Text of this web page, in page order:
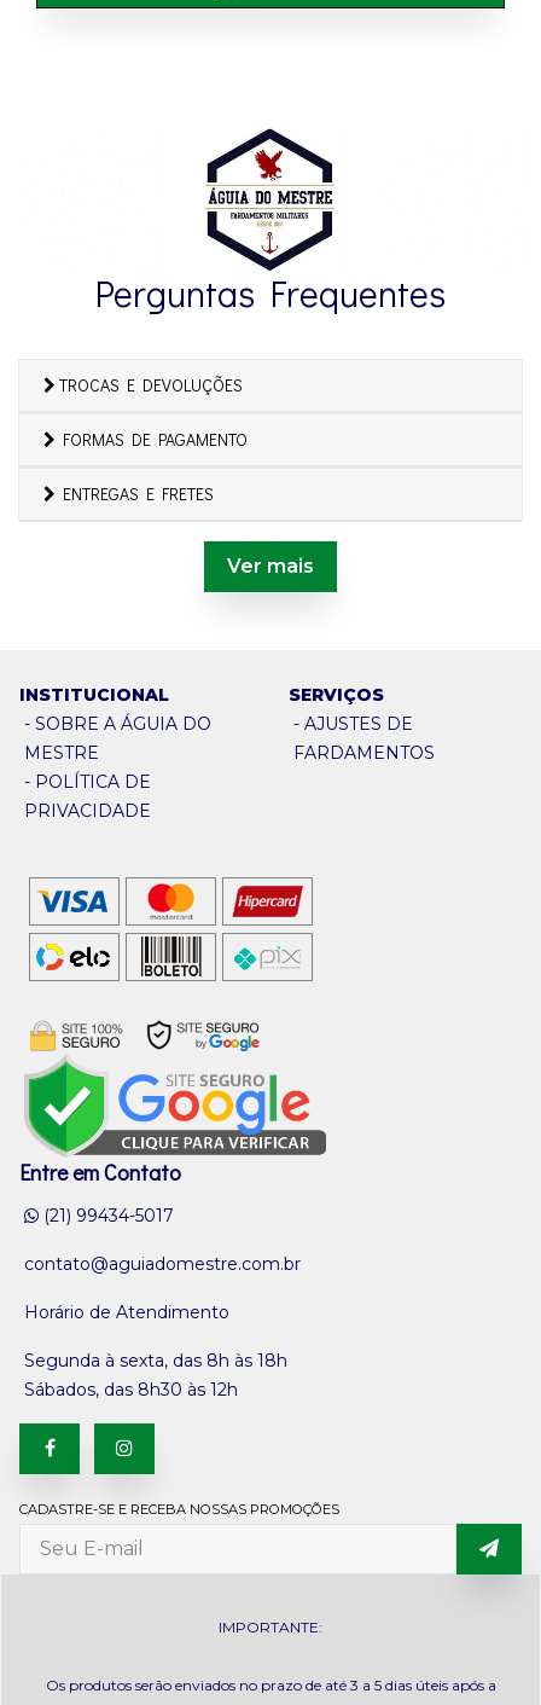
Perguntas Frequentes
TROCAS E DEVOLUÇÕES
FORMAS DE PAGAMENTO
ENTREGAS E FRETES
Ver mais
INSTITUCIONAL
- SOBRE A ÁGUIA DO
MESTRE
- POLÍTICA DE
PRIVACIDADE
SERVIÇOS
- AJUSTES DE
FARDAMENTOS
Entre em Contato
(21) 99434-5017
contato@aguiadomestre.com.br
Horário de Atendimento
Segunda à sexta, das 8h às 18h
Sábados, das 8h30 às 12h
CADASTRE-SE E RECEBA NOSSAS PROMOÇÕES
IMPORTANTE:
Os produtos serão enviados no prazo de até 3 a 5 dias úteis após a